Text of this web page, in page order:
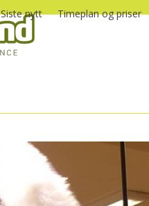
Siste nytt Timeplan og priser